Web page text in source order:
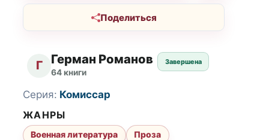
Поделиться
Г Герман Романов
64 книги
Завершена
Серия: Комиссар
ЖАНРЫ
Военная литература
Проза